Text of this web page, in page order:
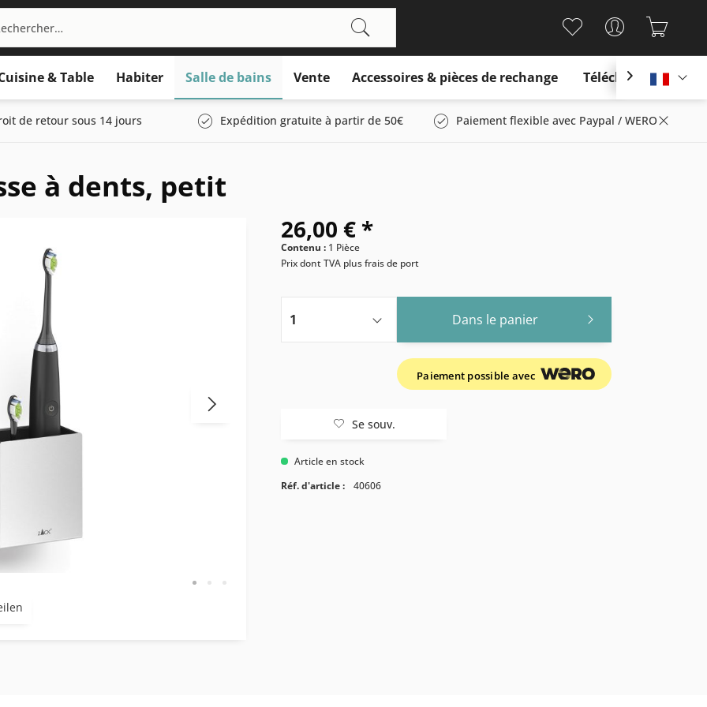
& Table Habiter Salle de bains Vente Accessoires & pièces de rechange Télécharger

de retour sous 14 jours Expédition gratuite à partir de 50€ Paiement flexible avec Paypal / WERO
à dents, petit
26,00 € *
Contenu : 1 Pièce
Prix dont TVA plus frais de port
Dans le panier
Paiement possible avec
Se souv.
Article en stock
Réf. d'article :
40606